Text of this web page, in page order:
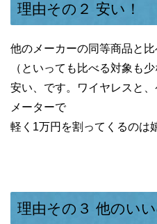
理由その２ 安い！
他のメーカーの同等商品と比
（といっても比べる対象も少
安い、です。ワイヤレスと
メーターで
軽く1万円を割ってくるのは
理由その３ 他のい